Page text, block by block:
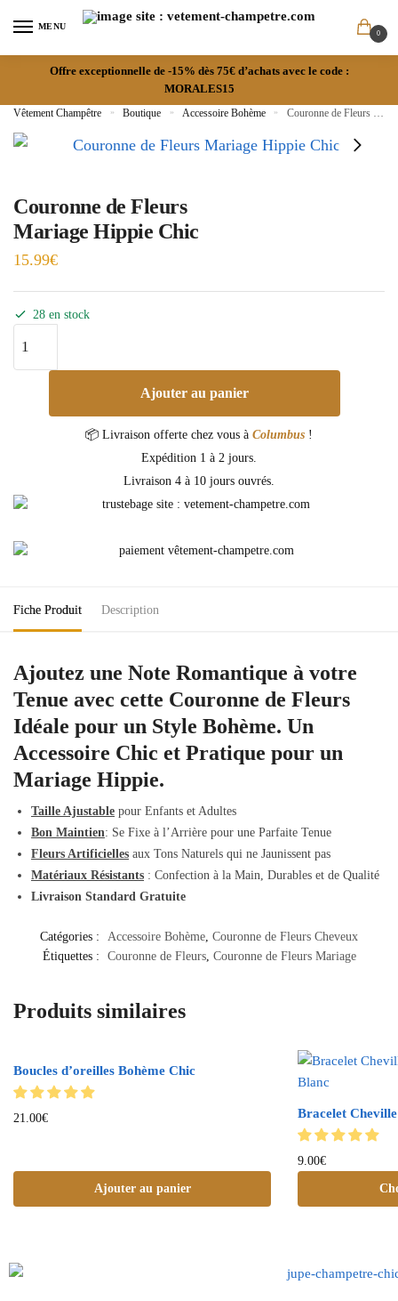
MENU
0
Offre exceptionnelle de -15% dès 75€ d’achats avec le code :
MORALES15
Vêtement Champêtre » Boutique » Accessoire Bohème » Couronne de Fleurs Mariage Hippie Chic
Couronne de Fleurs
Mariage Hippie Chic
15.99€
28 en stock
Ajouter au panier
📦 Livraison offerte chez vous à Columbus !
Expédition 1 à 2 jours.
Livraison 4 à 10 jours ouvrés.
Fiche Produit Description
Ajoutez une Note Romantique à votre
Tenue avec cette Couronne de Fleurs
Idéale pour un Style Bohème. Un
Accessoire Chic et Pratique pour un
Mariage Hippie.
Taille Ajustable pour Enfants et Adultes
Bon Maintien: Se Fixe à l’Arrière pour une Parfaite Tenue
Fleurs Artificielles aux Tons Naturels qui ne Jaunissent pas
Matériaux Résistants : Confection à la Main, Durables et de Qualité
Livraison Standard Gratuite
Catégories : Accessoire Bohème, Couronne de Fleurs Cheveux
Étiquettes :
Couronne de Fleurs, Couronne de Fleurs Mariage
Produits similaires
Boucles d’oreilles Bohème Chic
21.00€
Ajouter au panier
Bracelet
9.00€